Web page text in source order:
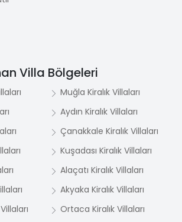
Villa Bölgeleri
Muğla Kiralık Villaları
Aydın Kiralık Villaları
Çanakkale Kiralık Villaları
Kuşadası Kiralık Villaları
Alaçatı Kiralık Villaları
Akyaka Kiralık Villaları
Ortaca Kiralık Villaları